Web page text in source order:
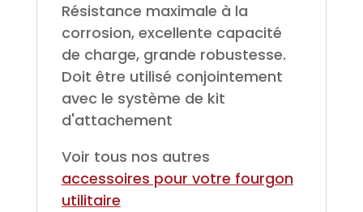
Résistance maximale à la
corrosion, excellente capacité
de charge, grande robustesse.
Doit être utilisé conjointement
avec le système de kit
d'attachement
Voir tous nos autres
accessoires pour votre fourgon
utilitaire